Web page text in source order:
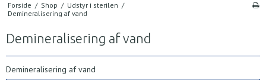
Forside / Shop / Udstyr i sterilen /
Demineralisering af vand
Demineralisering af vand
Demineralisering af vand